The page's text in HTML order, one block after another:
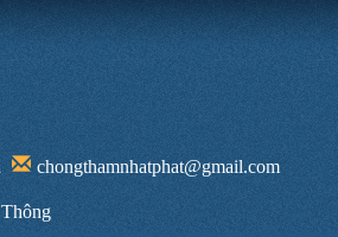
chongthamnhatphat@gmail.com